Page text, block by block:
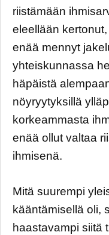
riistämään
eleellään
enää mennyt
yhteiskunnassa
häpäistä
nöyryytyksillä
korkeammasta
enää ollut valtaa
ihmisenä.
Mitä suurempi
kääntämisellä oli,
haastavampi siitä